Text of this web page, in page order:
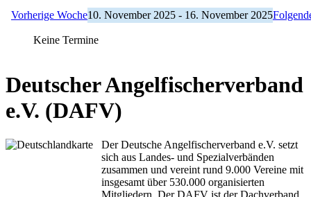
Vorherige Woche10. November 2025 - 16. November 2025
Keine Termine
Deutscher Angelfischerverband
e.V. (DAFV)
Der Deutsche Angelfischerverband e.V. setzt
sich aus Landes- und Spezialverbänden
zusammen und vereint rund 9.000 Vereine mit
insgesamt über 530.000 organisierten
Mitgliedern. Der DAFV ist der Dachverband